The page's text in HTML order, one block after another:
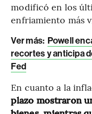
modificó en los
enfriamiento más
Ver más: Powell
recortes y anticipa
Fed
En cuanto a la
plazo mostraron